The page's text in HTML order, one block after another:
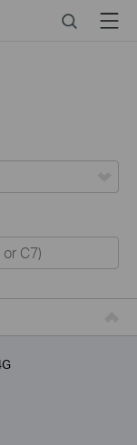
SearchMenu